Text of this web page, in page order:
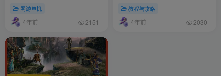
网游单机
4年前 2151
教程与攻略
4年前 2030